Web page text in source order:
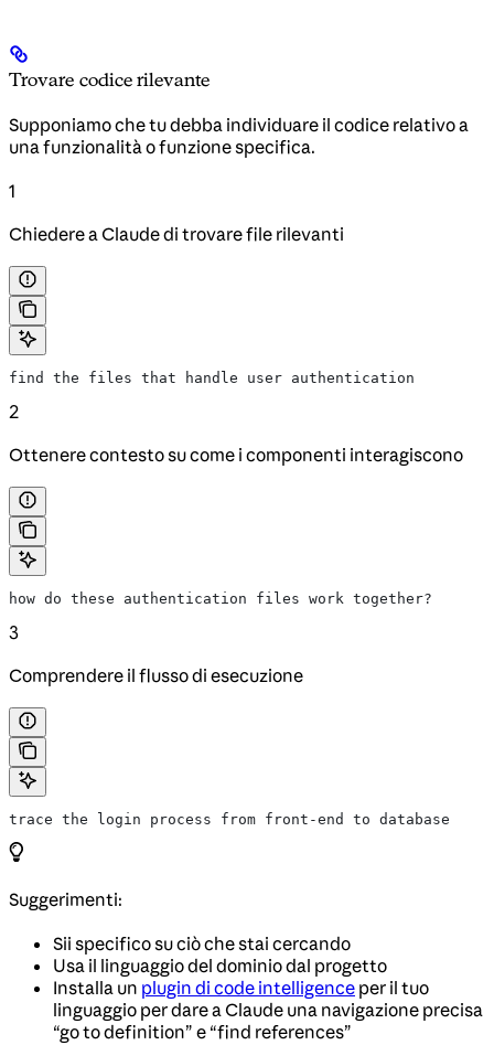
Trovare codice rilevante
Supponiamo che tu debba individuare il codice relativo a
una funzionalità o funzione specifica.
1
Chiedere a Claude di trovare file rilevanti
find the files that handle user authentication
2
Ottenere contesto su come i componenti interagiscono
how do these authentication files work together?
3
Comprendere il flusso di esecuzione
trace the login process from front-end to database
Suggerimenti:
Sii specifico su ciò che stai cercando
Usa il linguaggio del dominio dal progetto
Installa un plugin di code intelligence per il tuo
linguaggio per dare a Claude una navigazione precisa
“go to definition” e “find references”